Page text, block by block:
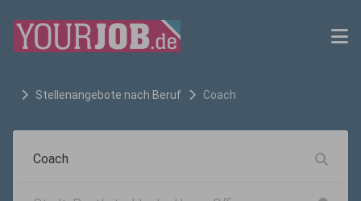
Stellenangebote nach Beruf Coach